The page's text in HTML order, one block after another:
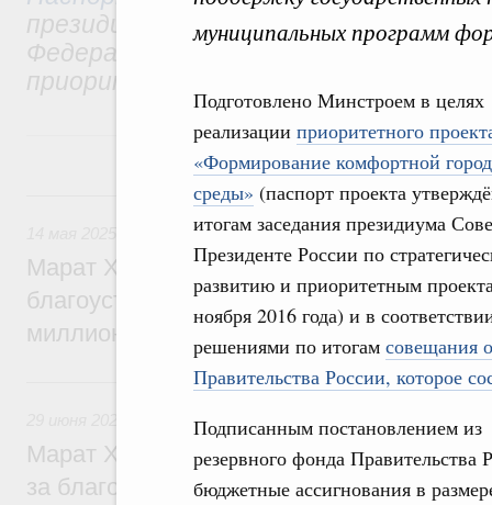
муниципальных программ
Подготовлено Минстроем в целях
реализации приоритетного
«Формирование комфортной
среды» (паспорт проекта
итогам заседания президиума
Президенте России по
развитию и приоритетным
ноября 2016 года) и в
решениями по итогам совещания
Правительства России, которое
Подписанным постановлением из
резервного фонда Правительства
бюджетные ассигнования в
президиумом Совета при
Федерации по стратегическому
приоритетным проектам.
14 мая 2025, среда
Национальный проект «Инфраструктура для
Марат Хуснуллин: В голосовании за
благоустройства за первые три недели
миллионов россиян
29 июня 2023, четверг
Экономика городов. Городская среда
Марат Хуснуллин: Жители новых
за благоустройство 46 общественных